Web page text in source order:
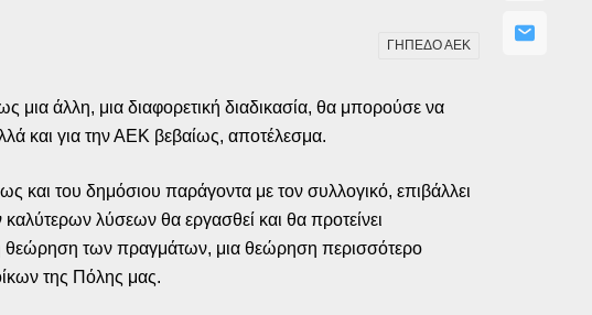
ΓΗΠΕΔΟ ΑΕΚ
μια άλλη, μια διαφορετική διαδικασία, θα μπορούσε να
και για την ΑΕΚ βεβαίως, αποτέλεσμα.
και του δημόσιου παράγοντα με τον συλλογικό, επιβάλλει
λύσεων θα εργασθεί και θα προτείνει
θεώρηση των πραγμάτων, μια θεώρηση περισσότερο
της Πόλης μας.